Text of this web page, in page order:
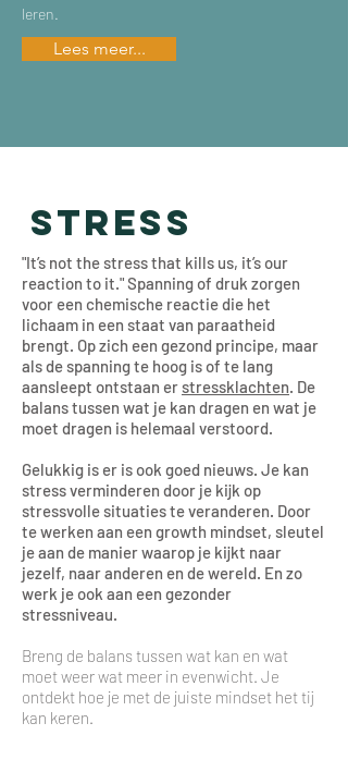
leren.
Lees meer...
STRESS
"It’s not the stress that kills us, it’s our
reaction to it."Spanning of druk zorgen
voor een chemische reactie die het
lichaam in een staat van paraatheid
brengt. Op zich een gezond principe, maar
als de spanning te hoog is of te lang
aansleept ontstaan erstressklachten. De
balans tussen wat je kan dragen en wat je
moet dragen is helemaal verstoord.
Gelukkig is er is ook goed nieuws. Je kan
stress verminderen door je kijk op
stressvolle situaties te veranderen. Door
te werken aan een growth mindset, sleutel
je aan de manier waarop je kijkt naar
jezelf, naar anderen en de wereld. En zo
werk je ook aan een gezonder
stressniveau.
Breng de balans tussen wat kan en wat
moet weer wat meer in evenwicht. Je
ontdekt hoe je met de juiste mindset het tij
kan keren.